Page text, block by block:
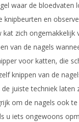
waar de bloedvaten
en
zich
van de nagels
voor katten, die
knippen van de
juiste techniek laten
om de nagels ook
u iets ongewoons